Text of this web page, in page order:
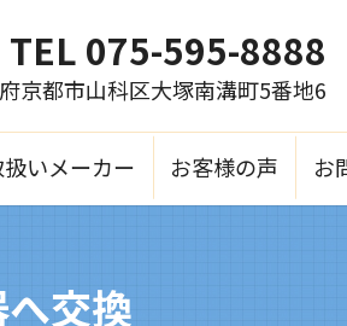
いメーカー お客様の声 お
TEL 075-595-8888
京都市山科区大塚南溝町5番地6
交換